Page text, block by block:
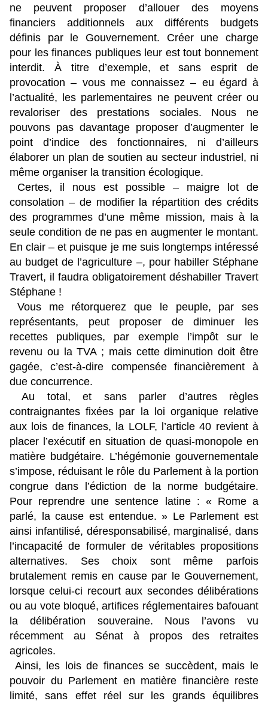
ne peuvent proposer d’allouer des moyens
financiers additionnels aux différents budgets
définis par le Gouvernement. Créer une charge
pour les finances publiques leur est tout bonnement
interdit. À titre d’exemple, et sans esprit de
provocation – vous me connaissez – eu égard à
l’actualité, les parlementaires ne peuvent créer ou
revaloriser des prestations sociales. Nous ne
pouvons pas davantage proposer d’augmenter le
point d’indice des fonctionnaires, ni d’ailleurs
élaborer un plan de soutien au secteur industriel, ni
même organiser la transition écologique.
Certes, il nous est possible – maigre lot de
consolation – de modifier la répartition des crédits
des programmes d’une même mission, mais à la
seule condition de ne pas en augmenter le montant.
En clair – et puisque je me suis longtemps intéressé
au budget de l’agriculture –, pour habiller Stéphane
Travert, il faudra obligatoirement déshabiller Travert
Stéphane !
Vous me rétorquerez que le peuple, par ses
représentants, peut proposer de diminuer les
recettes publiques, par exemple l’impôt sur le
revenu ou la TVA ; mais cette diminution doit être
gagée, c’est-à-dire compensée financièrement à
due concurrence.
Au total, et sans parler d’autres règles
contraignantes fixées par la loi organique relative
aux lois de finances, la LOLF, l’article 40 revient à
placer l’exécutif en situation de quasi-monopole en
matière budgétaire. L’hégémonie gouvernementale
s’impose, réduisant le rôle du Parlement à la portion
congrue dans l’édiction de la norme budgétaire.
Pour reprendre une sentence latine : « Rome a
parlé, la cause est entendue. » Le Parlement est
ainsi infantilisé, déresponsabilisé, marginalisé, dans
l’incapacité de formuler de véritables propositions
alternatives. Ses choix sont même parfois
brutalement remis en cause par le Gouvernement,
lorsque celui-ci recourt aux secondes délibérations
ou au vote bloqué, artifices réglementaires bafouant
la délibération souveraine. Nous l’avons vu
récemment au Sénat à propos des retraites
agricoles.
Ainsi, les lois de finances se succèdent, mais le
pouvoir du Parlement en matière financière reste
limité, sans effet réel sur les grands équilibres